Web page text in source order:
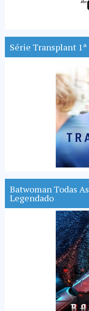
Série Transplant
Batwoman Todas
Legendado